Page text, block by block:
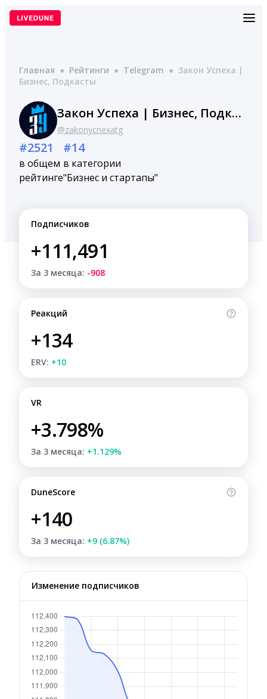
Перейти
Главная ● Рейтинги ● Telegram ● Закон Успеха |
Бизнес, Подкасты
Закон Успеха | Бизнес, Подкасты
@zakonycnexatg
#2521
в общем
рейтинге
#14
в категории
"Бизнес и стартапы"
Подписчиков
+111,491
За 3 месяца: -908
Реакций
+134
ERV: +10
VR
+3.798%
За 3 месяца: +1.129%
DuneScore
+140
За 3 месяца: +9 (6.87%)
Изменение подписчиков